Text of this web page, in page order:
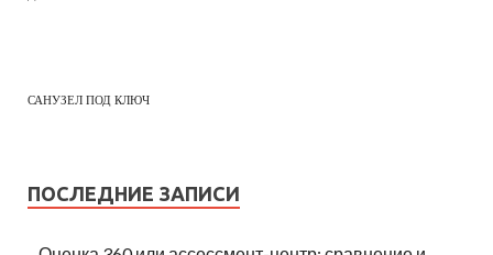
САНУЗЕЛ ПОД КЛЮЧ
ПОСЛЕДНИЕ ЗАПИСИ